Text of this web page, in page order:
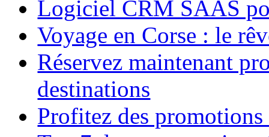
Logiciel CRM SAAS
Voyage en Corse : le
Réservez maintenant
destinations
Profitez des